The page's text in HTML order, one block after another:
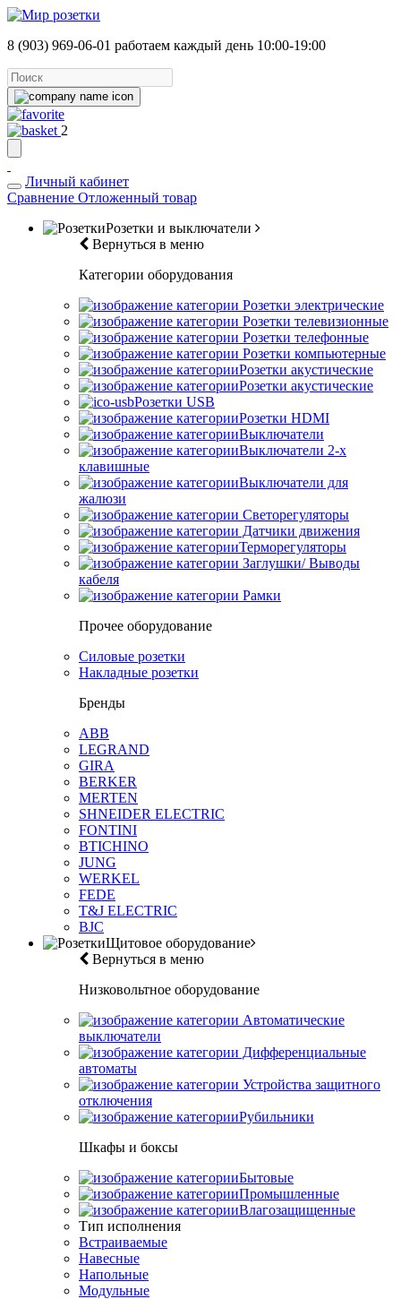
8 (903) 969-06-01 работаем каждый день 10:00-19:00
2
Личный кабинет
Сравнение Отложенный товар
Розетки и выключатели
Вернуться в меню
Категории оборудования
Розетки электрические
Розетки телевизионные
Розетки телефонные
Розетки компьютерные
Розетки акустические
Розетки акустические
Розетки USB
Розетки HDMI
Выключатели
Выключатели 2-х
клавишные
Выключатели для
жалюзи
Светорегуляторы
Датчики движения
Терморегуляторы
Заглушки/ Выводы
кабеля
Рамки
Прочее оборудование
Силовые розетки
Накладные розетки
Бренды
ABB
LEGRAND
GIRA
BERKER
MERTEN
SHNEIDER ELECTRIC
FONTINI
BTICHINO
JUNG
WERKEL
FEDE
T&J ELECTRIC
BJC
Щитовое оборудование
Вернуться в меню
Низковольтное оборудование
Автоматические
выключатели
Дифференциальные
автоматы
Устройства защитного
отключения
Рубильники
Шкафы и боксы
Бытовые
Промышленные
Влагозащищенные
Тип исполнения
Встраиваемые
Навесные
Напольные
Модульные